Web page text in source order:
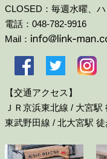
CLOSED：毎週水曜、
電話：048-782-9916
Mail：
【交通アクセス】
ＪＲ京浜東北線 / 大宮駅
東武野田線 / 北大宮駅